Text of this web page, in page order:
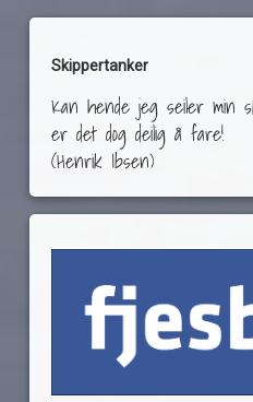
Skippertanker
Kan hende jeg seiler min
er det dog deilig å fare!
(Henrik Ibsen)